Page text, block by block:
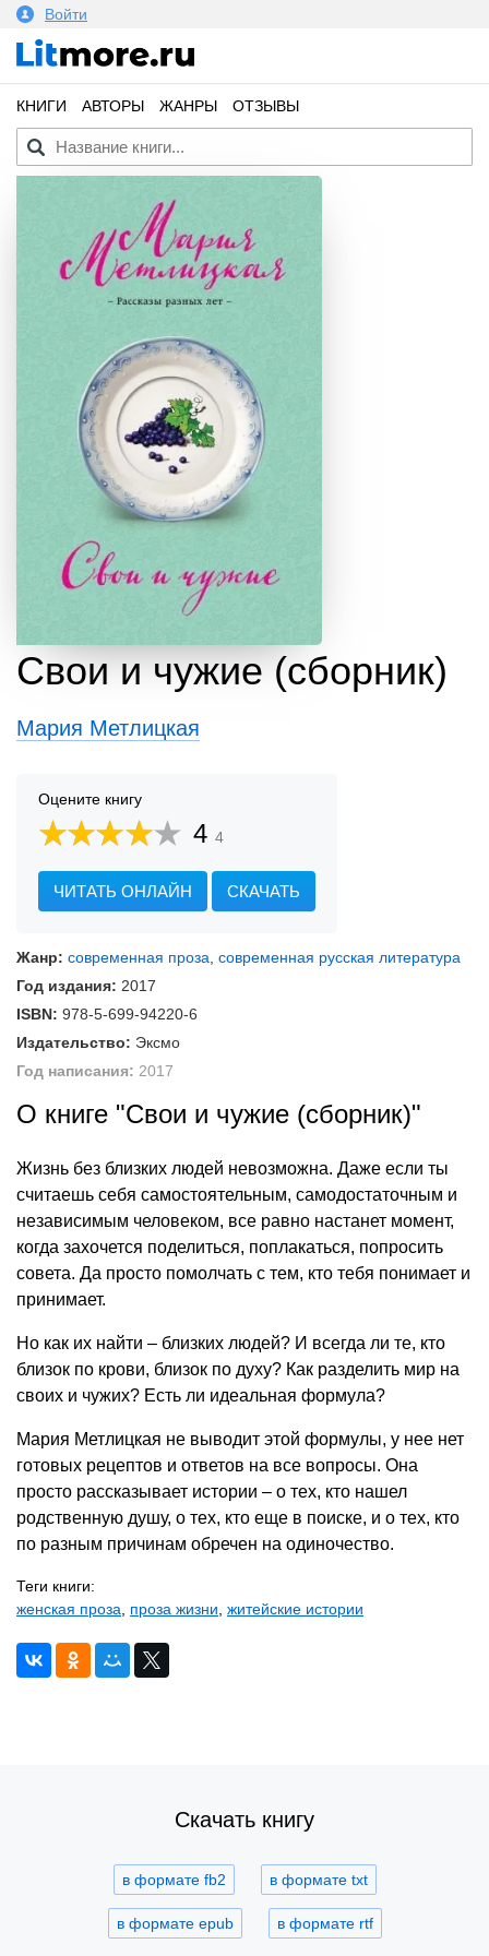
Войти
КНИГИ АВТОРЫ ЖАНРЫ ОТЗЫВЫ
Свои и чужие (сборник)
Мария Метлицкая
Оцените книгу
4 4
ЧИТАТЬ ОНЛАЙН СКАЧАТЬ
Жанр: современная проза, современная русская литература
Год издания: 2017
ISBN: 978-5-699-94220-6
Издательство: Эксмо
Год написания: 2017
О книге "Свои и чужие (сборник)"
Жизнь без близких людей невозможна. Даже если ты
считаешь себя самостоятельным, самодостаточным и
независимым человеком, все равно настанет момент,
когда захочется поделиться, поплакаться, попросить
совета. Да просто помолчать с тем, кто тебя понимает и
принимает.
Но как их найти – близких людей? И всегда ли те, кто
близок по крови, близок по духу? Как разделить мир на
своих и чужих? Есть ли идеальная формула?
Мария Метлицкая не выводит этой формулы, у нее нет
готовых рецептов и ответов на все вопросы. Она
просто рассказывает истории – о тех, кто нашел
родственную душу, о тех, кто еще в поиске, и о тех, кто
по разным причинам обречен на одиночество.
Теги книги:
женская проза, проза жизни, житейские истории
Скачать книгу
в формате fb2 в формате txt
в формате epub в формате rtf